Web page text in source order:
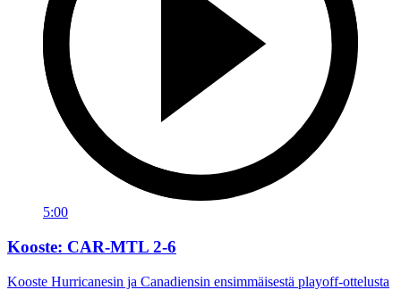
5:00
Kooste: CAR-MTL 2-6
Kooste Hurricanesin ja Canadiensin ensimmäisestä playoff-ottelusta